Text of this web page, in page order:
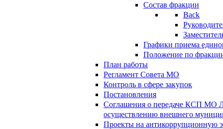
Состав фракции
Back
Графики приема
Положение по
План работы
Регламент Совета МО
Контроль в сфере закупок
Постановления
Соглашения о передаче КСП МО
осуществлению внешнего
Проекты на антикоррупционную